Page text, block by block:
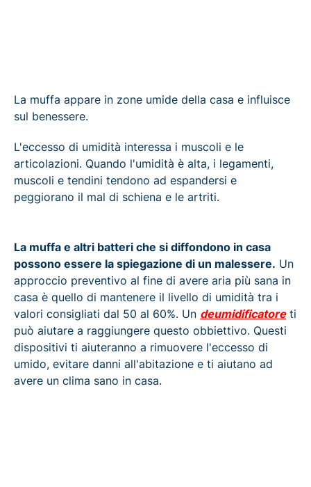
La muffa appare in zone umide della casa e influisce
sul benessere.
L'eccesso di umidità interessa i muscoli e le
articolazioni. Quando l'umidità è alta, i legamenti,
muscoli e tendini tendono ad espandersi e
peggiorano il mal di schiena e le artriti.
La muffa e altri batteri che si diffondono in casa
possono essere la spiegazione di un malessere. Un
approccio preventivo al fine di avere aria più sana in
casa è quello di mantenere il livello di umidità tra i
valori consigliati dal 50 al 60%. Un deumidificatoreti
può aiutare a raggiungere questo obbiettivo. Questi
dispositivi ti aiuteranno a rimuovere l'eccesso di
umido, evitare danni all'abitazione e ti aiutano ad
avere un clima sano in casa.